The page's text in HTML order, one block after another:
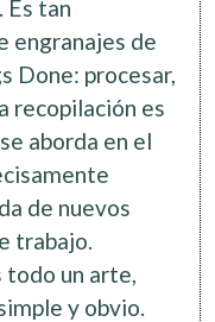
Es tan
engranajes de
Done: procesar,
recopilación es
aborda en el
de nuevos
trabajo.
todo un arte,
y obvio.